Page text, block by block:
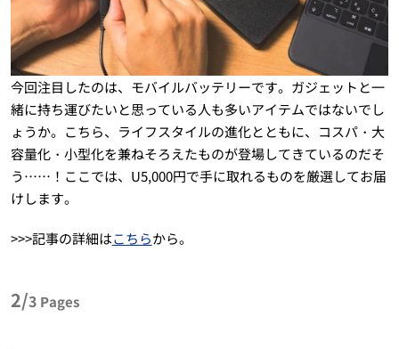
今回注目したのは、モバイルバッテリーです。ガジェットと一
緒に持ち運びたいと思っている人も多いアイテムではないでし
ょうか。こちら、ライフスタイルの進化とともに、コスパ・大
容量化・小型化を兼ねそろえたものが登場してきているのだそ
う……！ここでは、U5,000円で手に取れるものを厳選してお届
けします。
>>>記事の詳細はこちらから。
2/3 Pages